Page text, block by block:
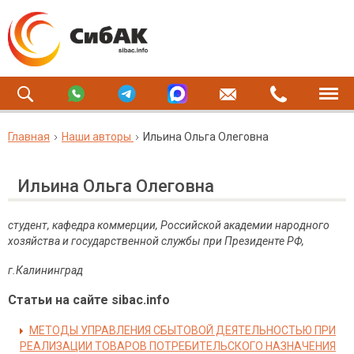
Главная Наши авторы Ильина Ольга Олеговна
Ильина Ольга Олеговна
студент, кафедра коммерции, Российской академии народного
хозяйства и государственной службы при Президенте РФ,
г.Калининград
Статьи на сайте sibac.info
МЕТОДЫ УПРАВЛЕНИЯ СБЫТОВОЙ ДЕЯТЕЛЬНОСТЬЮ ПРИ
РЕАЛИЗАЦИИ ТОВАРОВ ПОТРЕБИТЕЛЬСКОГО НАЗНАЧЕНИЯ